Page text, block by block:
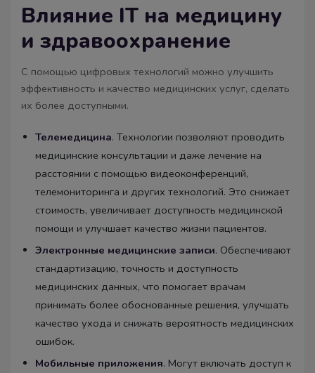
Влияние IT на медицину
и здравоохранение
С помощью цифровых технологий можно улучшить
эффективность и качество медицинских услуг, сделать
их более доступными.
Телемедицина. Технологии позволяют проводить
медицинские консультации и даже лечение на
расстоянии с помощью видеоконференций,
телемониторинга и других технологий. Это снижает
стоимость, увеличивает доступность медицинской
помощи и улучшает качество жизни пациентов.
Электронные медицинские записи. Обеспечивают
стандартизацию, точность и доступность
медицинских данных, что помогает врачам
принимать более обоснованные решения, улучшать
качество ухода и снижать вероятность медицинских
ошибок.
Мобильные приложения. Могут включать доступ к